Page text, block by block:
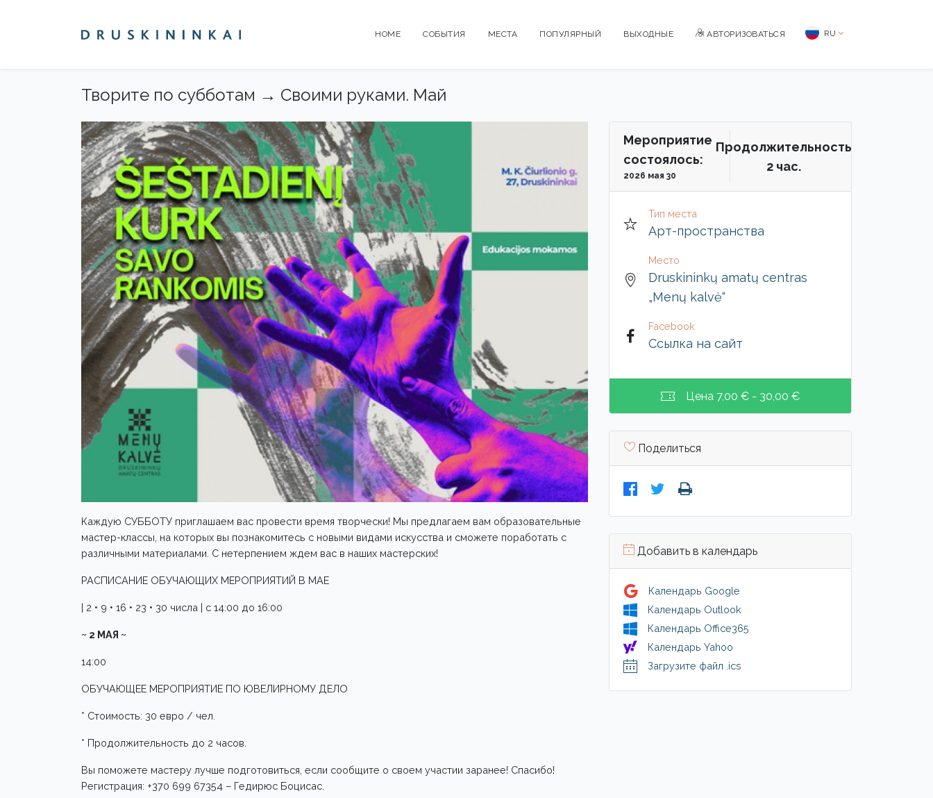
HOME СОБЫТИЯ МЕСТА ПОПУЛЯРНЫЙ BЫХОДНЫЕ АВТОРИЗОВАТЬСЯ RU
Творите по субботам → Своими руками. Май
Каждую СУББОТУ приглашаем вас провести время творчески! Мы предлагаем вам образовательные
мастер-классы, на которых вы познакомитесь с новыми видами искусства и сможете поработать с
различными материалами. С нетерпением ждем вас в наших мастерских!
РАСПИСАНИЕ ОБУЧАЮЩИХ МЕРОПРИЯТИЙ В МАЕ
| 2 • 9 • 16 • 23 • 30 числа | с 14:00 до 16:00
~ 2 МАЯ ~
14:00
ОБУЧАЮЩЕЕ МЕРОПРИЯТИЕ ПО ЮВЕЛИРНОМУ ДЕЛО
* Стоимость: 30 евро / чел.
* Продолжительность до 2 часов.
Вы поможете мастеру лучше подготовиться, если сообщите о своем участии заранее! Спасибо!
Регистрация: +370 699 67354 – Гедирюс Боцисас.
Мероприятие
состоялось:
2026 мая 30
Продолжительность
2 чac.
Тип места
Арт-пространства
Место
Druskininkų amatų centras
„Menų kalvė“
Facebook
Ссылка на сайт
Цена 7,00 € - 30,00 €
Поделиться
Добавить в календарь
Календарь Google
Календарь Outlook
Календарь Office365
Календарь Yahoo
Загрузите файл .ics